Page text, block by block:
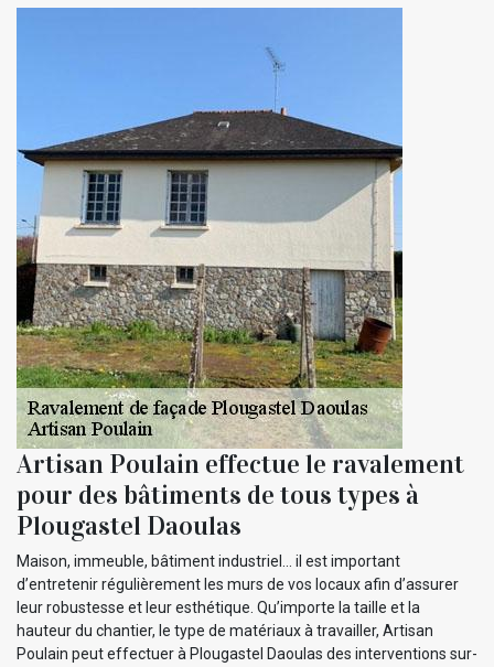
Artisan Poulain effectue le ravalement
pour des bâtiments de tous types à
Plougastel Daoulas
Maison, immeuble, bâtiment industriel… il est important
d’entretenir régulièrement les murs de vos locaux afin d’assurer
leur robustesse et leur esthétique. Qu’importe la taille et la
hauteur du chantier, le type de matériaux à travailler, Artisan
Poulain peut effectuer à Plougastel Daoulas des interventions sur-